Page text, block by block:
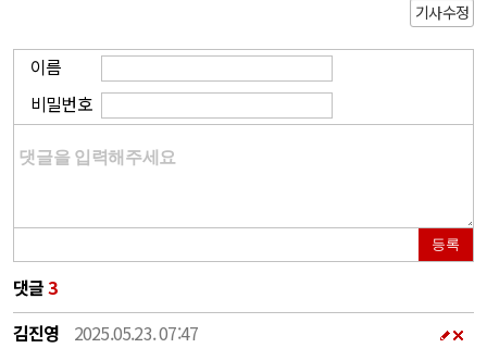
기사수정
이름
비밀번호
등록
댓글3
김진영
2025.05.23. 07:47